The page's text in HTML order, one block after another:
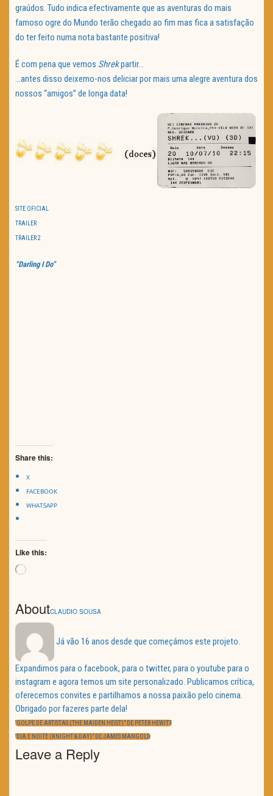
graúdos. Tudo indica efectivamente que as aventuras do mais
famoso ogre do Mundo terão chegado ao fim mas fica a satisfação
do ter feito numa nota bastante positiva!
É com pena que vemos Shrekpartir…
…antes disso deixemo-nos deliciar por mais uma alegre aventura dos
nossos “amigos” de longa data!
SITE OFICIAL
TRAILER
TRAILER 2
“Darling I Do”
Share this:
X
FACEBOOK
WHATSAPP
Like this:
Loading…
AboutCLAUDIO SOUSA
Já vão 16 anos desde que começámos este projeto.
Expandimos para o facebook, para o twitter, para o youtube para o
instagram e agora temos um site personalizado. Publicamos crítica,
oferecemos convites e partilhamos a nossa paixão pelo cinema.
Obrigado por fazeres parte dela!
Navegação
de
artigos
PREVIOUS
“GOLPE DE ARTISTAS (THE MAIDEN HEIST)” DE PETER HEWITT
NEXT
“DIA E NOITE (KNIGHT & DAY)” DE JAMES MANGOLD
Leave a Reply